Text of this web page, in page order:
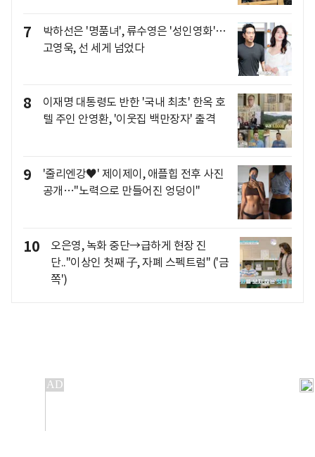
7
박하선은 '명품녀', 류수영은 '성인영화'…
고영욱, 선 세게 넘었다
8
이재명 대통령도 반한 '국내 최초' 한옥 호
텔 주인 안영환, '이웃집 백만장자' 출격
9
'줄리엔강♥' 제이제이, 애플힙 전후 사진
공개…"노력으로 만들어진 엉덩이"
10
오은영, 녹화 중단→급하게 현장 진
단.."이상인 첫째 子, 자폐 스펙트럼" ('금
쪽')